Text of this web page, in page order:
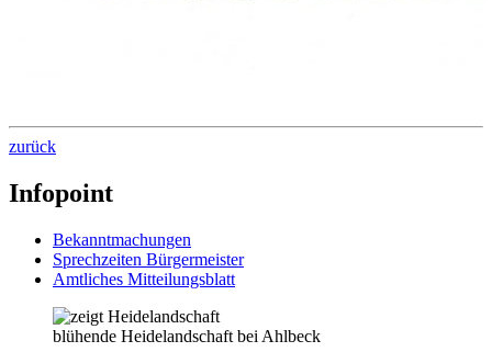
zurück
Infopoint
Bekanntmachungen
Sprechzeiten Bürgermeister
Amtliches Mitteilungsblatt
blühende Heidelandschaft bei Ahlbeck